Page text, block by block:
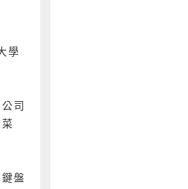
學
司
盤